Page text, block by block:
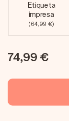
Etiqueta
impresa
(64,99 €)
74,99 €